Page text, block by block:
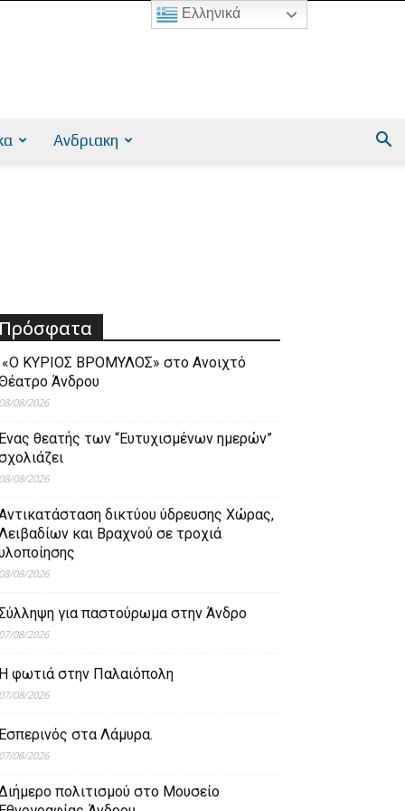
Ανδριακη
Πρόσφατα
«Ο ΚΥΡΙΟΣ ΒΡΟΜΥΛΟΣ» στο Ανοιχτό
Άνδρου
08/08/2026
θεατής των “Ευτυχισμένων ημερών”
08/08/2026
δικτύου ύδρευσης Χώρας,
και Βραχνού σε τροχιά
08/08/2026
για παστούρωμα στην Άνδρο
07/08/2026
Η φωτιά στην Παλαιόπολη
07/08/2026
Εσπερινός στα Λάμυρα.
07/08/2026
πολιτισμού στο Μουσείο
Ελληνικά